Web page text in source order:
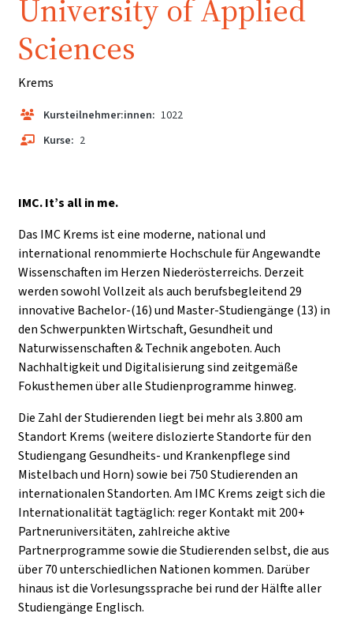
University of Applied
Sciences
Krems
Kursteilnehmer:innen: 1022
Kurse: 2
IMC. It’s all in me.
Das IMC Krems ist eine moderne, national und
international renommierte Hochschule für Angewandte
Wissenschaften im Herzen Niederösterreichs. Derzeit
werden sowohl Vollzeit als auch berufsbegleitend 29
innovative Bachelor-(16) und Master-Studiengänge (13) in
den Schwerpunkten Wirtschaft, Gesundheit und
Naturwissenschaften & Technik angeboten. Auch
Nachhaltigkeit und Digitalisierung sind zeitgemäße
Fokusthemen über alle Studienprogramme hinweg.
Die Zahl der Studierenden liegt bei mehr als 3.800 am
Standort Krems (weitere dislozierte Standorte für den
Studiengang Gesundheits- und Krankenpflege sind
Mistelbach und Horn) sowie bei 750 Studierenden an
internationalen Standorten. Am IMC Krems zeigt sich die
Internationalität tagtäglich: reger Kontakt mit 200+
Partneruniversitäten, zahlreiche aktive
Partnerprogramme sowie die Studierenden selbst, die aus
über 70 unterschiedlichen Nationen kommen. Darüber
hinaus ist die Vorlesungssprache bei rund der Hälfte aller
Studiengänge Englisch.